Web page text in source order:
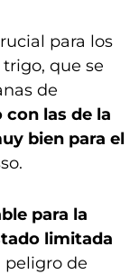
para los
que se
de
con las de la
bien para el
para la
limitada
peligro de